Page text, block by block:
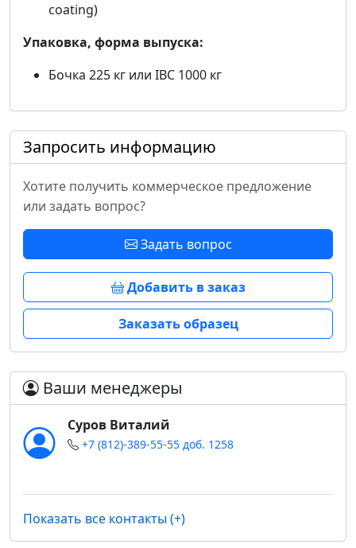
coating)
Упаковка, форма выпуска:
Бочка 225 кг или IBC 1000 кг
Запросить информацию
Хотите получить коммерческое предложение
или задать вопрос?
Задать вопрос
Добавить в заказ
Заказать образец
Ваши менеджеры
Суров Виталий
+7 (812)-389-55-55 доб. 1258
Показать все контакты (+)